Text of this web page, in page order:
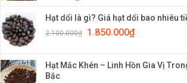
Hạt dổi là gì? Giá hạt dổi bao nhiêu
2.100.000₫ 1.850.000₫
Hạt Mắc Khén – Linh Hồn Gia Vị
Bắc